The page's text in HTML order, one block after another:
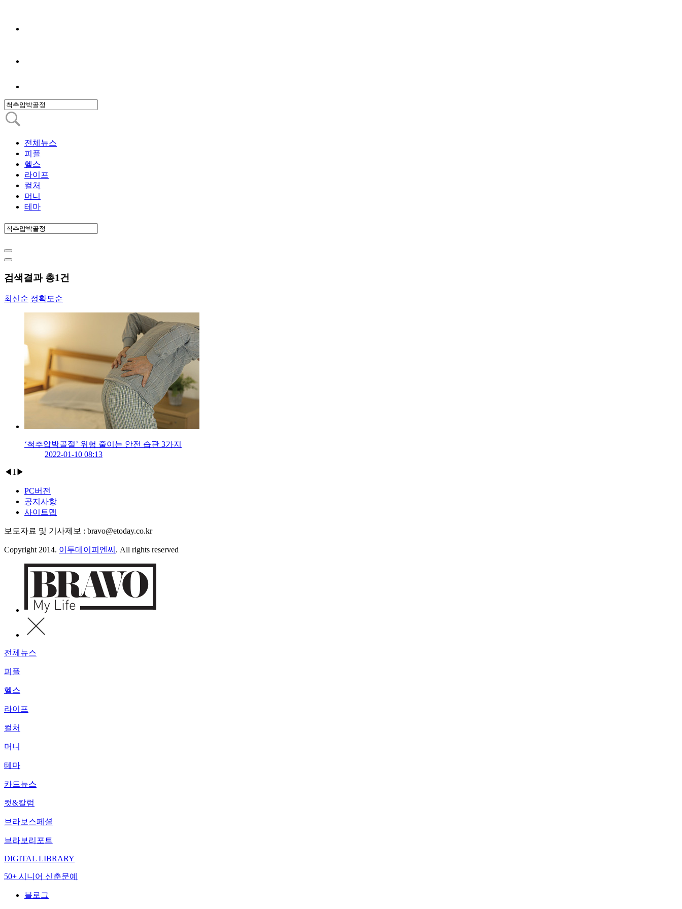
전체뉴스
피플
헬스
라이프
컬처
머니
테마
검색결과 총1건
최신순 정확도순
‘척추압박골절’ 위험 줄이는 안전 습관 3가지
2022-01-10 08:13
◀ 1 ▶
PC버전
공지사항
사이트맵
보도자료 및 기사제보 : bravo@etoday.co.kr
Copyright 2014. 이투데이피엔씨 . All rights reserved
전체뉴스
피플
헬스
라이프
컬처
머니
테마
카드뉴스
컷&칼럼
브라보스페셜
브라보리포트
DIGITAL LIBRARY
50+ 시니어 신춘문예
블로그